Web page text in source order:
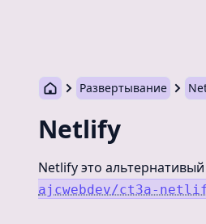
Развертывание
Netlify
Netlify это
ajcwebdev/ct3a-